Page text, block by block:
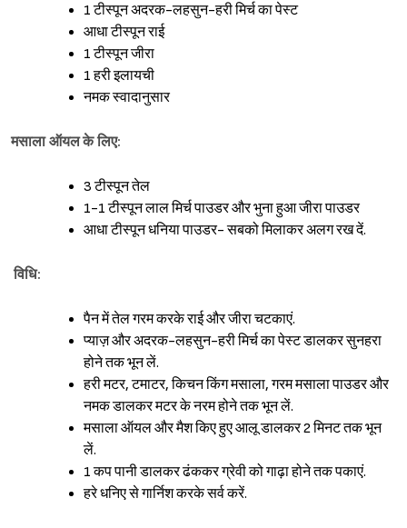
1 टीस्पून अदरक-लहसुन-हरी मिर्च का पेस्ट
आधा टीस्पून राई
1 टीस्पून जीरा
1 हरी इलायची
नमक स्वादानुसार
मसाला ऑयल के लिए:
3 टीस्पून तेल
1-1 टीस्पून लाल मिर्च पाउडर और भुना हुआ जीरा पाउडर
आधा टीस्पून धनिया पाउडर- सबको मिलाकर अलग रख दें.
विधि:
पैन में तेल गरम करके राई और जीरा चटकाएं.
प्याज़ और अदरक-लहसुन-हरी मिर्च का पेस्ट डालकर सुनहरा
होने तक भून लें.
हरी मटर, टमाटर, किचन किंग मसाला, गरम मसाला पाउडर और
नमक डालकर मटर के नरम होने तक भून लें.
मसाला ऑयल और मैश किए हुए आलू डालकर 2 मिनट तक भून
लें.
1 कप पानी डालकर ढंककर ग्रेवी को गाढ़ा होने तक पकाएं.
हरे धनिए से गार्निश करके सर्व करें.